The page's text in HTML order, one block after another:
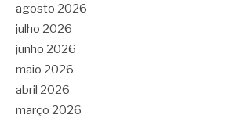
agosto 2026
julho 2026
junho 2026
maio 2026
abril 2026
março 2026